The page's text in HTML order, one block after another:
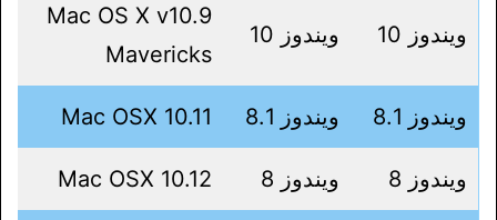
ويندوز 10 ويندوز 10
Mac OS X v10.9
Mavericks
ويندوز 8.1 ويندوز 8.1 Mac OSX 10.11
ويندوز 8 ويندوز 8 Mac OSX 10.12